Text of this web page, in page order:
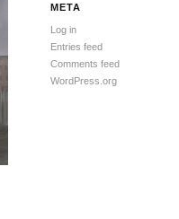
META
Log in
Entries feed
Comments feed
WordPress.org